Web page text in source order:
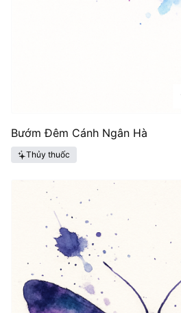
Bướm Đêm Cánh Ngân Hà
Thủy thuốc